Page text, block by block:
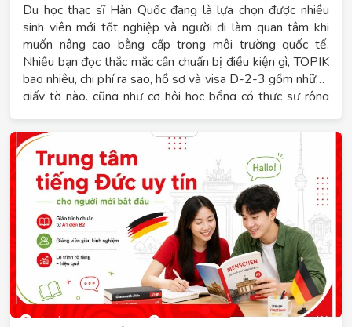
Du học thạc sĩ Hàn Quốc đang là lựa chọn được nhiều
sinh viên mới tốt nghiệp và người đi làm quan tâm khi
muốn nâng cao bằng cấp trong môi trường quốc tế.
Nhiều bạn đọc thắc mắc cần chuẩn bị điều kiện gì, TOPIK
bao nhiêu, chi phí ra sao, hồ sơ và visa D-2-3 gồm những
giấy tờ nào, cũng như cơ hội học bổng có thực sự rộng
đầy đủ những thông tin này để bạn có cái nhìn rõ ràng
trước khi xây dựng lộ trình phù hợp với năng lực học tập
và ngân sách cá nhân.